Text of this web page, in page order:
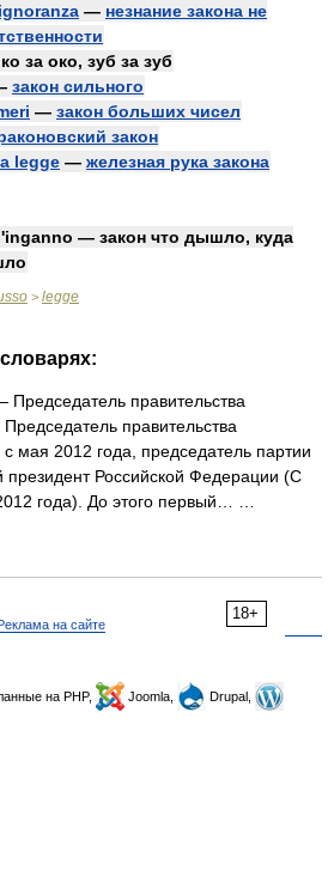
— незнание закона не
за око, зуб за зуб
закон сильного
— закон больших чисел
закон
legge — железная рука закона
— закон что дышло, куда
> legge
Председатель правительства
правительства
мая 2012 года, председатель партии
президент Российской Федерации (С
года). До этого первый… …
18+
на сайте
на PHP, Joomla,
Drupal,